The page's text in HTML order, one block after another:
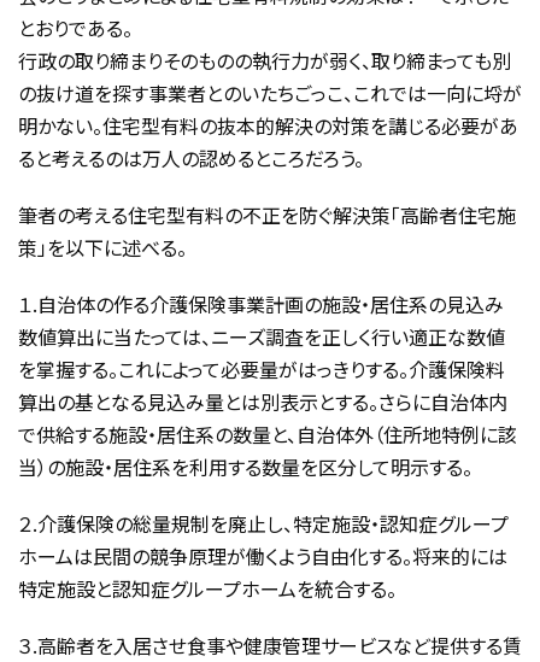
とおりである。
行政の取り締まりそのものの執行力が弱く、取り締まっても別
の抜け道を探す事業者とのいたちごっこ、これでは一向に埒が
明かない。住宅型有料の抜本的解決の対策を講じる必要があ
ると考えるのは万人の認めるところだろう。
筆者の考える住宅型有料の不正を防ぐ解決策「高齢者住宅施
策」を以下に述べる。
１.自治体の作る介護保険事業計画の施設・居住系の見込み
数値算出に当たっては、ニーズ調査を正しく行い適正な数値
を掌握する。これによって必要量がはっきりする。介護保険料
算出の基となる見込み量とは別表示とする。さらに自治体内
で供給する施設・居住系の数量と、自治体外（住所地特例に該
当）の施設・居住系を利用する数量を区分して明示する。
２.介護保険の総量規制を廃止し、特定施設・認知症グループ
ホームは民間の競争原理が働くよう自由化する。将来的には
特定施設と認知症グループホームを統合する。
３.高齢者を入居させ食事や健康管理サービスなど提供する賃